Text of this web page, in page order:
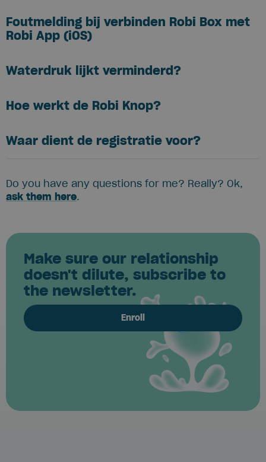
Foutmelding bij verbinden Robi Box met
Robi App (iOS)
Waterdruk lijkt verminderd?
Hoe werkt de Robi Knop?
Waar dient de registratie voor?
Do you have any questions for me? Really? Ok,
ask them here.
Make sure our relationship
doesn't dilute, subscribe to
the newsletter.
Enroll